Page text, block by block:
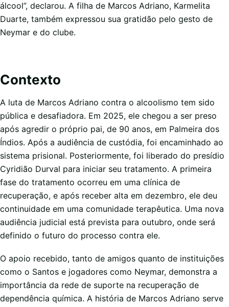
álcool”, declarou. A filha de Marcos Adriano, Karmelita
Duarte, também expressou sua gratidão pelo gesto de
Neymar e do clube.
Contexto
A luta de Marcos Adriano contra o alcoolismo tem sido
pública e desafiadora. Em 2025, ele chegou a ser preso
após agredir o próprio pai, de 90 anos, em Palmeira dos
Índios. Após a audiência de custódia, foi encaminhado ao
sistema prisional. Posteriormente, foi liberado do presídio
Cyridião Durval para iniciar seu tratamento. A primeira
fase do tratamento ocorreu em uma clínica de
recuperação, e após receber alta em dezembro, ele deu
continuidade em uma comunidade terapêutica. Uma nova
audiência judicial está prevista para outubro, onde será
definido o futuro do processo contra ele.
O apoio recebido, tanto de amigos quanto de instituições
como o Santos e jogadores como Neymar, demonstra a
importância da rede de suporte na recuperação de
dependência química. A história de Marcos Adriano serve